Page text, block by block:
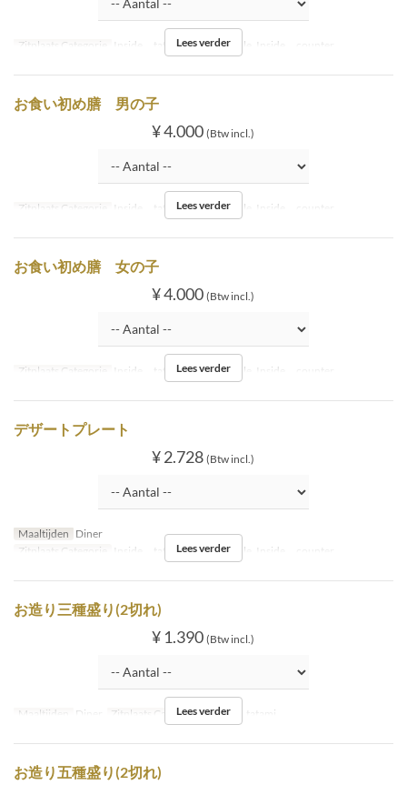
Zitplaats Categorie Inside tatami, Inside table, Inside counter
Lees verder
お食い初め膳 男の子
¥ 4.000 (Btw incl.)
Zitplaats Categorie Inside tatami, Inside table, Inside counter
Lees verder
お食い初め膳 女の子
¥ 4.000 (Btw incl.)
Zitplaats Categorie Inside tatami, Inside table, Inside counter
Lees verder
デザートプレート
¥ 2.728 (Btw incl.)
Maaltijden Diner
Zitplaats Categorie
Inside tatami, Inside table, Inside counter
Lees verder
お造り三種盛り(2切れ)
¥ 1.390 (Btw incl.)
Maaltijden Diner Zitplaats Categorie Inside tatami
Lees verder
お造り五種盛り(2切れ)